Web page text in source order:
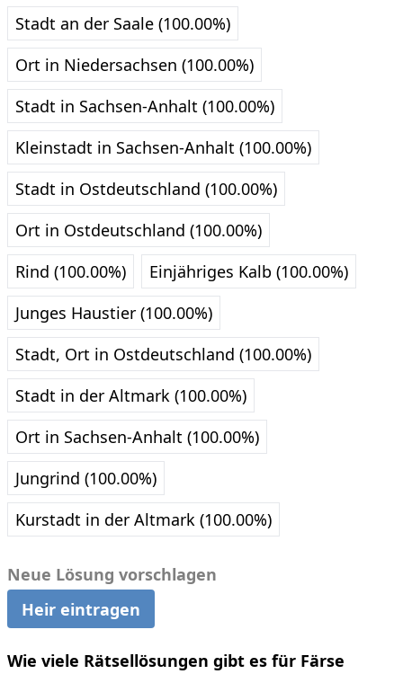
Stadt an der Saale (100.00%)
Ort in Niedersachsen (100.00%)
Stadt in Sachsen-Anhalt (100.00%)
Kleinstadt in Sachsen-Anhalt (100.00%)
Stadt in Ostdeutschland (100.00%)
Ort in Ostdeutschland (100.00%)
Rind (100.00%)
Einjähriges Kalb (100.00%)
Junges Haustier (100.00%)
Stadt, Ort in Ostdeutschland (100.00%)
Stadt in der Altmark (100.00%)
Ort in Sachsen-Anhalt (100.00%)
Jungrind (100.00%)
Kurstadt in der Altmark (100.00%)
Neue Lösung vorschlagen
Heir eintragen
Wie viele Rätsellösungen gibt es für Färse